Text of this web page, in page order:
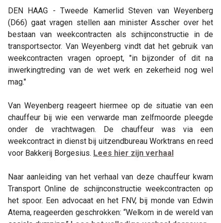
DEN HAAG - Tweede Kamerlid Steven van Weyenberg
(D66) gaat vragen stellen aan minister Asscher over het
bestaan van weekcontracten als schijnconstructie in de
transportsector. Van Weyenberg vindt dat het gebruik van
weekcontracten vragen oproept, "in bijzonder of dit na
inwerkingtreding van de wet werk en zekerheid nog wel
mag."
Van Weyenberg reageert hiermee op de situatie van een
chauffeur bij wie een verwarde man zelfmoorde pleegde
onder de vrachtwagen. De chauffeur was via een
weekcontract in dienst bij uitzendbureau Worktrans en reed
voor Bakkerij Borgesius. Lees hier zijn verhaal
Naar aanleiding van het verhaal van deze chauffeur kwam
Transport Online de schijnconstructie weekcontracten op
het spoor. Een advocaat en het FNV, bij monde van Edwin
Atema, reageerden geschrokken: “Welkom in de wereld van